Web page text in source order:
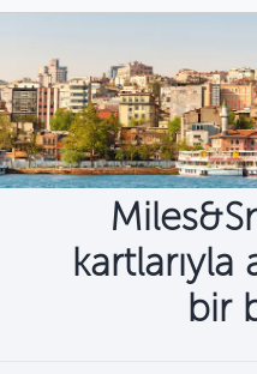
kartlarıyla
bir